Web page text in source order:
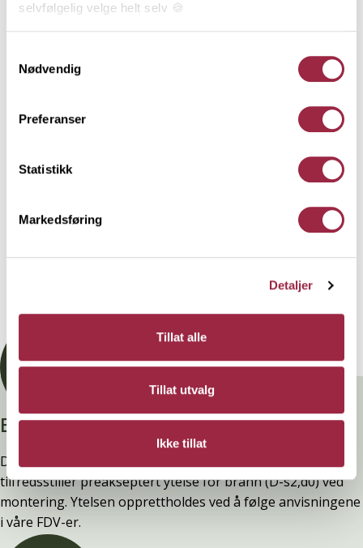
selvfølgelig velge helt selv 🍪
Nødvendig
Preferanser
Statistikk
Markedsføring
Detaljer
Tillat alle
Tillat utvalg
Ikke tillat
Kledningen monteres som over- og underligger. Den
kombinasjonsmuligheter. Den er i sin enkelhet også
anvendelig til mye mer enn kledning: Belistning,
hjørnekasser, vindskier og andre bygningsdeler
utenfor huset som eks. rekkverk og gjerder.
Branntestet
Denne kledninger er testet, dokumentert, godkjent og
tilfredsstiller preakseptert ytelse for brann (D-s2,d0) ved
montering. Ytelsen opprettholdes ved å følge anvisningene
i våre FDV-er.